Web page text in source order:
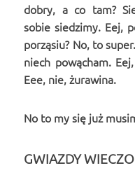
dobry, a co tam?
sobie siedzimy. Eej,
porząsiu? No, to
niech powącham.
Eee, nie, żurawina.
No to my się już
GWIAZDY